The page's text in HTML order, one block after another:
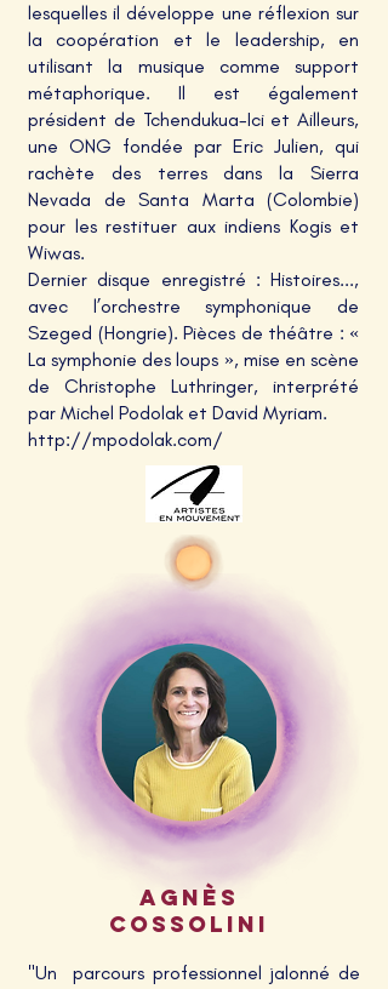
lesquelles il développe une réflexion sur
la coopération et le leadership, en
utilisant la musique comme support
métaphorique. Il est également
président de Tchendukua-Ici et Ailleurs,
une ONG fondée par Eric Julien, qui
rachète des terres dans la Sierra
Nevada de Santa Marta (Colombie)
pour les restituer aux indiens Kogis et
Wiwas.
Dernier disque enregistré : Histoires...,
avec l’orchestre symphonique de
Szeged (Hongrie). Pièces de théâtre : «
La symphonie des loups », mise en scène
de Christophe Luthringer, interprété
par Michel Podolak et David Myriam.
http://mpodolak.com/
AGNÈS
COSSOLINI
"Un parcours professionnel jalonné de